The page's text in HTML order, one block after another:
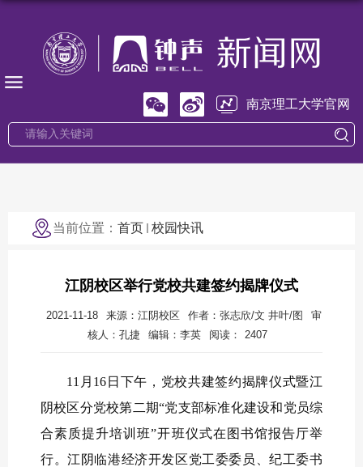
南京理工大学官网
当前位置： 首页 校园快讯
江阴校区举行党校共建签约揭牌仪式
2021-11-18 来源：江阴校区 作者：张志欣/文 井叶/图
审
核人：孔捷
编辑：李英 阅读： 2407
11月16日下午，党校共建签约揭牌仪式暨江
阴校区分党校第二期“党支部标准化建设和党员综
合素质提升培训班”开班仪式在图书馆报告厅举
行。江阴临港经济开发区党工委委员、纪工委书